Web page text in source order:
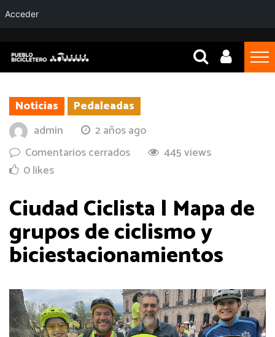
Noticias
Pedaleadas
admin
2 años ago
Comentarios cerrados
445 views
0 likes
Ciudad Ciclista | Mapa de
grupos de ciclismo y
biciestacionamientos
Acceder